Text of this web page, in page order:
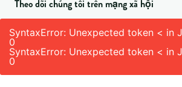
Theo dõi chúng tôi trên mạng xã hội
SyntaxError: Unexpected token < in
0
SyntaxError: Unexpected token < in
0